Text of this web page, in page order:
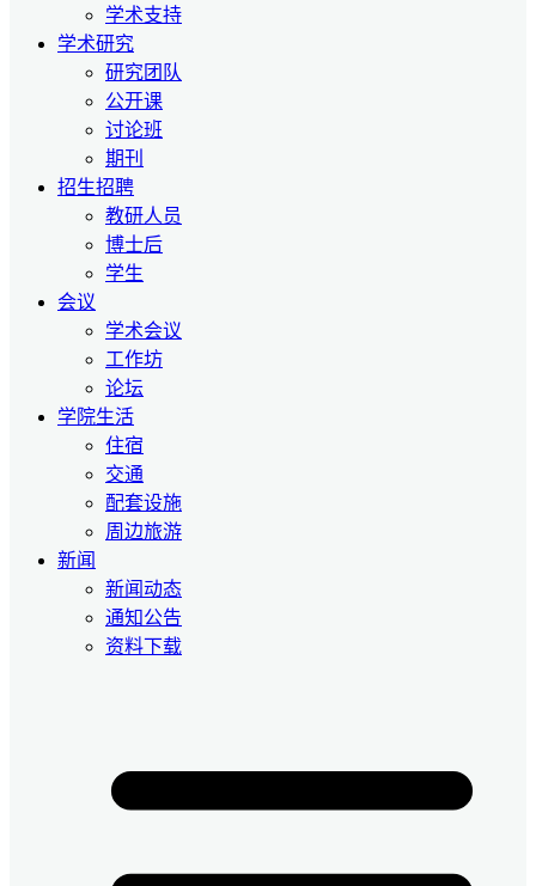
学术支持
学术研究
研究团队
公开课
讨论班
期刊
招生招聘
教研人员
博士后
学生
会议
学术会议
工作坊
论坛
学院生活
住宿
交通
配套设施
周边旅游
新闻
新闻动态
通知公告
资料下载